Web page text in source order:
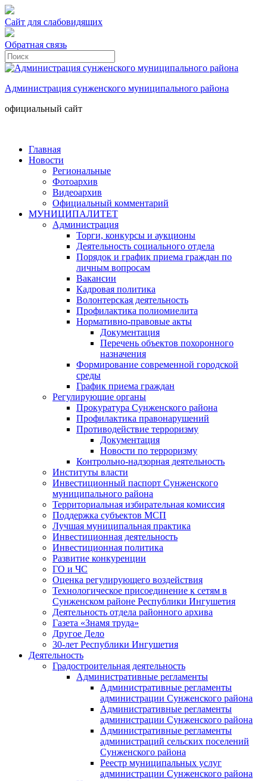
Сайт для слабовидящих
Обратная связь
Администрация сунженского муниципального района
официальный сайт
Главная
Новости
Региональные
Фотоархив
Видеоархив
Официальный комментарий
МУНИЦИПАЛИТЕТ
Администрация
Торги, конкурсы и аукционы
Деятельность социального отдела
Порядок и график приема граждан по
личным вопросам
Вакансии
Кадровая политика
Волонтерская деятельность
Профилактика полиомиелита
Нормативно-правовые акты
Документация
Перечень объектов похоронного
назначения
Формирование современной городской
среды
График приема граждан
Регулирующие органы
Прокуратура Сунженского района
Профилактика правонарушений
Противодействие терроризму
Документация
Новости по терроризму
Контрольно-надзорная деятельность
Институты власти
Инвестиционный паспорт Сунженского
муниципального района
Территориальная избирательная комиссия
Поддержка субъектов МСП
Лучшая муниципальная практика
Инвестиционная деятельность
Инвестиционная политика
Развитие конкуренции
ГО и ЧС
Оценка регулирующего воздействия
Технологическое присоединение к сетям в
Сунженском районе Республики Ингушетия
Деятельность отдела районного архива
Газета «Знамя труда»
Другое Дело
30-лет Республики Ингушетия
Деятельность
Градостроительная деятельность
Административные регламенты
Административные регламенты
администрации Сунженского района
Административные регламенты
администрации Сунженского района
Административные регламенты
администраций сельских поселений
Сунженского района
Реестр муниципальных услуг
администрации Сунженского района